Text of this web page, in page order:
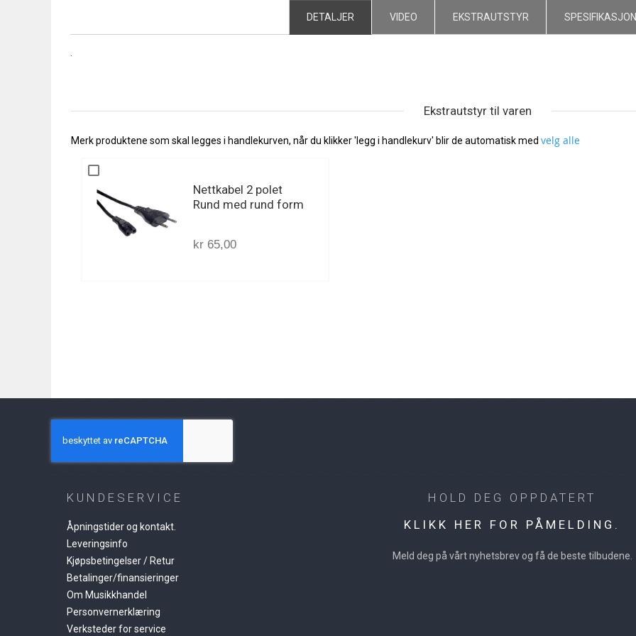
the
DETALJER VIDEO EKSTRAUTSTYR
Ekstrautstyr til varen
Merk produktene som skal legges i handlekurven, når du klikker 'legg i handlekurv' blir de automatisk med velg alle
Nettkabel 2 polet
Rund med rund form
kr 65,00
KUNDESERVICE
Åpningstider og kontakt.
Leveringsinfo
Kjøpsbetingelser / Retur
Betalinger/finansieringer
Om Musikkhandel
Personvernerklæring
Verksteder for service
HOLD DEG OPPDATERT
KLIKK HER FOR PÅMELDING.
Meld deg på vårt nyhetsbrev og få de beste tilbudene.